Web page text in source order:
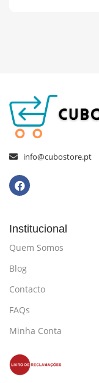
info@cubostore.pt
Institucional
Quem Somos
Blog
Contacto
FAQs
Minha Conta